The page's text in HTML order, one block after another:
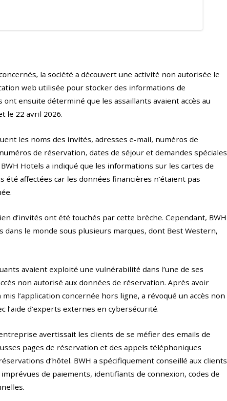
la société a découvert une activité non autorisée le
web utilisée pour stocker des informations de
ont ensuite déterminé que les assaillants avaient accès au
le 22 avril 2026.
les noms des invités, adresses e-mail, numéros de
de réservation, dates de séjour et demandes spéciales
Hotels a indiqué que les informations sur les cartes de
été affectées car les données financières n’étaient pas
d’invités ont été touchés par cette brèche. Cependant, BWH
dans le monde sous plusieurs marques, dont Best Western,
avaient exploité une vulnérabilité dans l’une de ses
non autorisé aux données de réservation. Après avoir
l’application concernée hors ligne, a révoqué un accès non
l’aide d’experts externes en cybersécurité.
avertissait les clients de se méfier des emails de
pages de réservation et des appels téléphoniques
d’hôtel. BWH a spécifiquement conseillé aux clients
de paiements, identifiants de connexion, codes de